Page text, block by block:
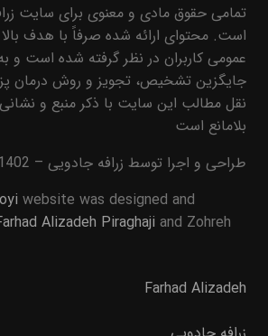
تمامی حقوق مادی و معنوی برای سایت
است. محتوای ارائه شده صرفاً با هدف
عمومی کاربران در نظر گرفته شده است و
جایگزین تشخیص، تجویز و روش درمان
نقل مطالب این سایت با ذکر منبع و
بلامانع است
طراحی و اجرا توسط زرافه جادویی – 1402
website was designed and
Alizadeh Piraghaji and Zohreh
Farhad Alizadeh